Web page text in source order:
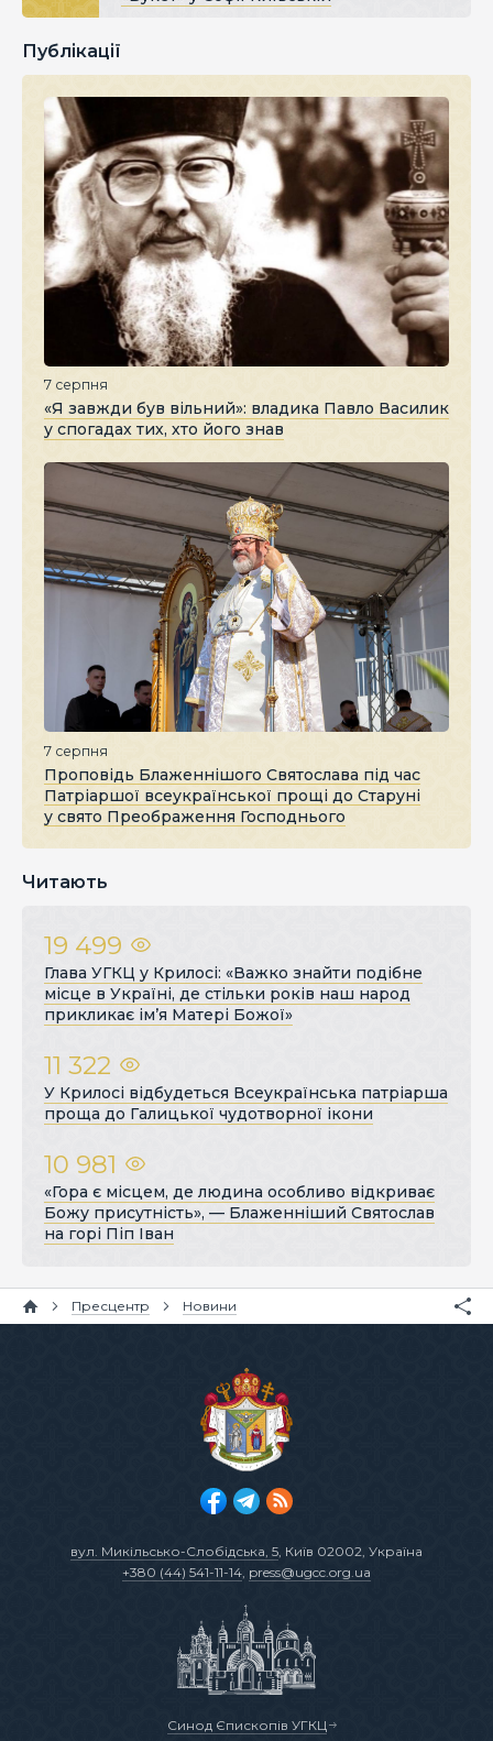
Публікації
7 серпня
«Я завжди був вільний»: владика Павло Василик
у спогадах тих, хто його знав
7 серпня
Проповідь Блаженнішого Святослава під час
Патріаршої всеукраїнської прощі до Старуні
у свято Преображення Господнього
Читають
19 499
Глава УГКЦ у Крилосі: «Важко знайти подібне
місце в Україні, де стільки років наш народ
прикликає ім’я Матері Божої»
11 322
У Крилосі відбудеться Всеукраїнська патріарша
проща до Галицької чудотворної ікони
10 981
«Гора є місцем, де людина особливо відкриває
Божу присутність», — Блаженніший Святослав
на горі Піп Іван
Пресцентр Новини
вул. Микільсько-Слобідська, 5, Київ 02002, Україна
+380 (44) 541-11-14, press@ugcc.org.ua
Синод Єпископів УГКЦ